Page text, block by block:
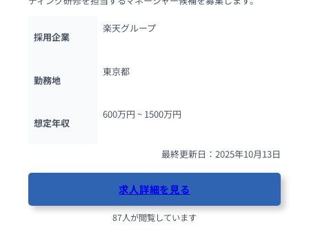
採用企業
楽天グループ
勤務地
東京都
想定年収
600万円 ~ 1500万円
最終更新日：2025年10月13日
求人詳細を見る
87人が閲覧しています